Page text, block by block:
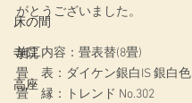
床の間
寺院
高座
がとうございました。
施工内容：畳表替(8畳)
畳　表：ダイケン銀白IS 銀白色
畳　縁：トレンド No.302